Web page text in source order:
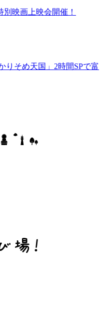
映画上映会開催！
りそめ天国」2時間SPで富